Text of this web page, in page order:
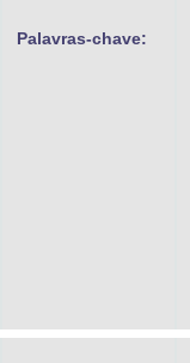
Palavras-chave: